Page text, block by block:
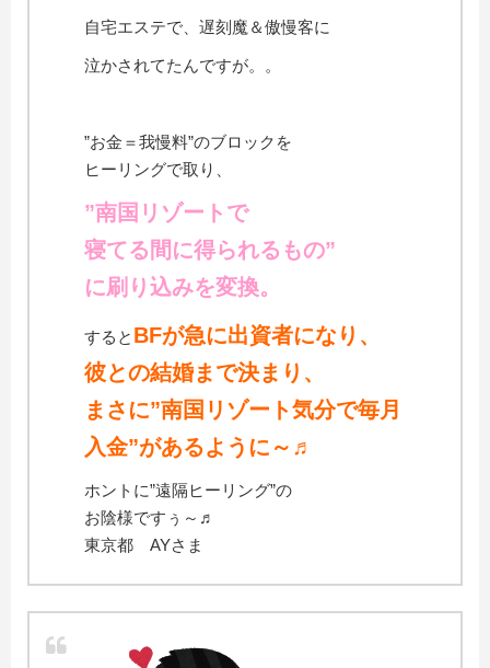
自宅エステで、遅刻魔＆傲慢客に
泣かされてたんですが。。
”お金＝我慢料”のブロックを
ヒーリングで取り、
”南国リゾートで
寝てる間に得られるもの”
に刷り込みを変換。
すると BFが急に出資者になり、
彼との結婚まで決まり、
まさに”南国リゾート気分で毎月
入金”があるように～♬
ホントに”遠隔ヒーリング”の
お陰様ですぅ～♬
東京都 AYさま